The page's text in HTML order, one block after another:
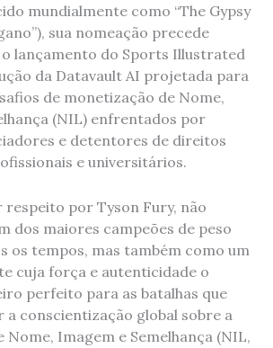
mundialmente como “The Gypsy
sua nomeação precede
lançamento do Sports Illustrated
da Datavault AI projetada para
de monetização de Nome,
(NIL) enfrentados por
e detentores de direitos
e universitários.
respeito por Tyson Fury, não
dos maiores campeões de peso
os tempos, mas também como um
cuja força e autenticidade o
perfeito para as batalhas que
a conscientização global sobre a
Nome, Imagem e Semelhança (NIL,